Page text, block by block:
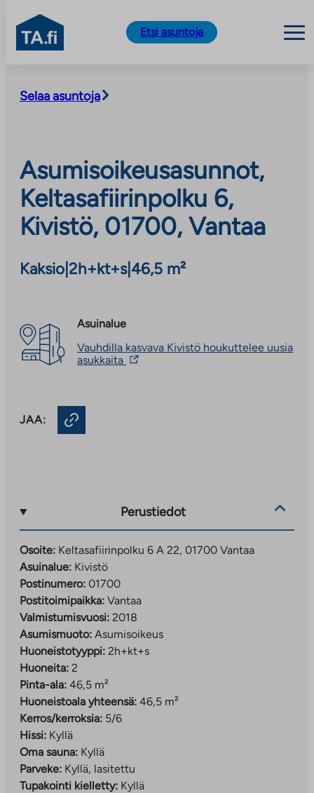
sisältöön
TA.fi
Etsi asuntoja
Selaa asuntoja
Asumisoikeusasunnot,
Keltasafiirinpolku 6,
Kivistö, 01700, Vantaa
Kaksio 2h+kt+s| 46,5 m²
Asuinalue
Vauhdilla kasvava Kivistö houkuttelee uusia
asukkaita Linkki
JAA:
Perustiedot
Osoite: Keltasafiirinpolku 6 A 22, 01700 Vantaa
Asuinalue: Kivistö
Postinumero: 01700
Postitoimipaikka: Vantaa
Valmistumisvuosi: 2018
Asumismuoto: Asumisoikeus
Huoneistotyyppi: 2h+kt+s
Huoneita: 2
Pinta-ala: 46,5 m²
Huoneistoala yhteensä: 46,5 m²
Kerros/kerroksia: 5/6
Hissi: Kyllä
Oma sauna: Kyllä
Parveke: Kyllä, lasitettu
Tupakointi kielletty: Kyllä